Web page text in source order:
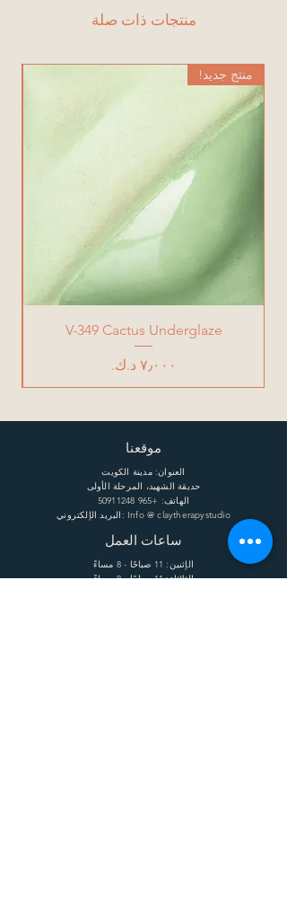
منتجات ذات صلة
منتج جديد!
V-349 Cactus Underglaze
السعر
موقعنا
العنوان: مدينة الكويت
حديقة الشهيد، المرحلة الأولى
الهاتف: +965 50911248
البريد الإلكتروني: Info @ claytherapystudio
ساعات العمل
الإثنين: 11 صباحًا - 8 مساءً
الثلاثاء: 11 صباحًا - 8 مساءً